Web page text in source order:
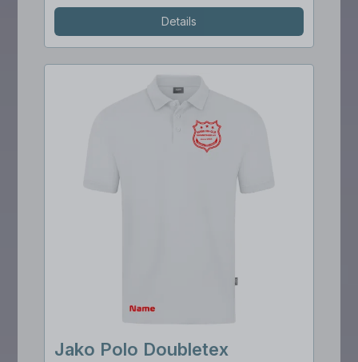
Details
Jako Polo Doubletex